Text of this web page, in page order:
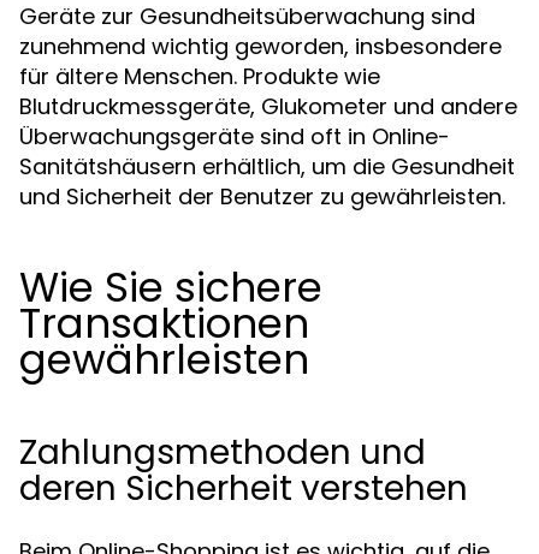
Geräte zur Gesundheitsüberwachung sind
zunehmend wichtig geworden, insbesondere
für ältere Menschen. Produkte wie
Blutdruckmessgeräte, Glukometer und andere
Überwachungsgeräte sind oft in Online-
Sanitätshäusern erhältlich, um die Gesundheit
und Sicherheit der Benutzer zu gewährleisten.
Wie Sie sichere
Transaktionen
gewährleisten
Zahlungsmethoden und
deren Sicherheit verstehen